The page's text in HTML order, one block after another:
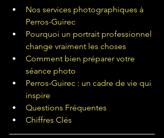
Nos services photographiques à
Perros-Guirec
Pourquoi un portrait professionnel
change vraiment les choses
Comment bien préparer votre
séance photo
Perros-Guirec : un cadre de vie qui
inspire
Questions Fréquentes
Chiffres Clés